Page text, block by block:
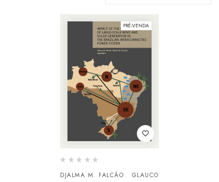
PRÉ-VENDA
DJALMA M. FALCÃO
GLAUCO